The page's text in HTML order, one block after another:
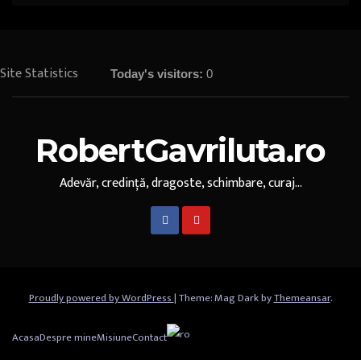
Site Statistics Today's visitors: 0
RobertGavriluta.ro
Adevăr, credință, dragoste, schimbare, curaj...
Proudly powered by WordPress|Theme: Mag Dark byThemeansar.
AcasaDespre mineMisiuneContact